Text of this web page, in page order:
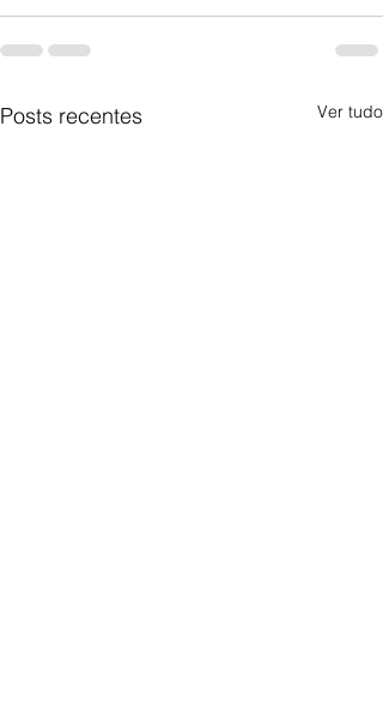
Posts recentes Ver tudo